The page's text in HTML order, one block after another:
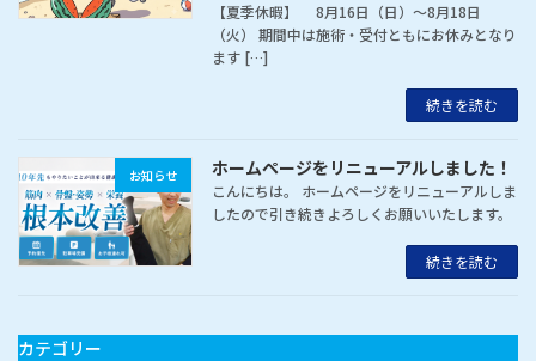
【夏季休暇】 8月16日（日）～8月18日
（火） 期間中は施術・受付ともにお休みとなり
ます […]
続きを読む
お知らせ ホームページをリニューアルしました！
こんにちは。 ホームページをリニューアルしま
したので引き続きよろしくお願いいたします。
続きを読む
カテゴリー